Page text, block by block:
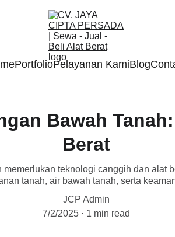
PortfolioPelayanan KamiBlog
Bawah
Berat
teknologi canggih dan alat
tanah, air bawah tanah, serta
JCP Admin
7/2/2025
1 min read